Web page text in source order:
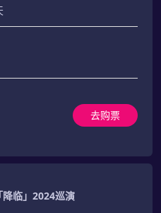
去购票
降临」2024巡演